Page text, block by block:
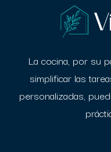
La cocina, por su
simplificar las
personalizadas,